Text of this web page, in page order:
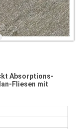
Absorptions-
Fliesen mit